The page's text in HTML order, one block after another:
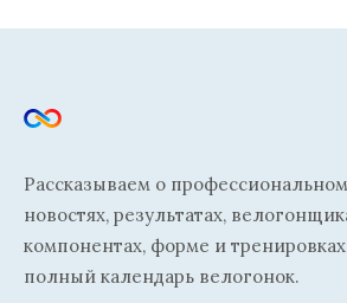
Рассказываем о
новостях, результатах,
компонентах, форме и
полный календарь велогонок.